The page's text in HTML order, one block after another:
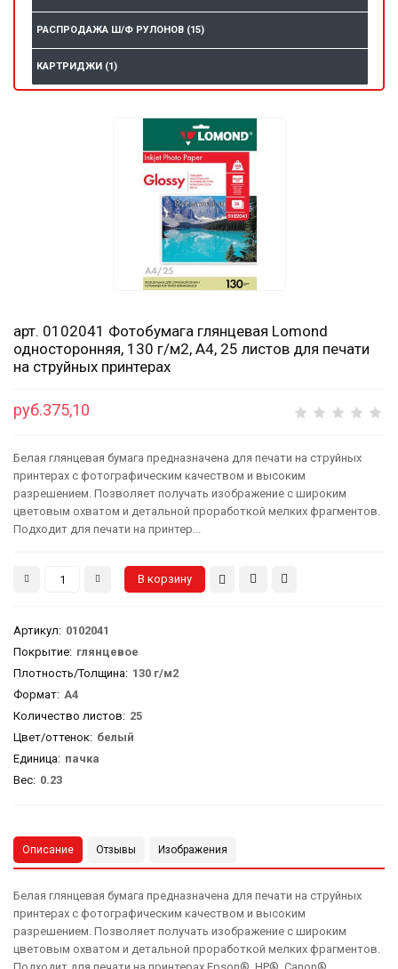
РАСПРОДАЖА Ш/Ф РУЛОНОВ (15)
КАРТРИДЖИ (1)
арт. 0102041 Фотобумага глянцевая Lomond
односторонняя, 130 г/м2, А4, 25 листов для печати
на струйных принтерах
руб.375,10
Белая глянцевая бумага предназначена для печати на струйных
принтерах с фотографическим качеством и высоким
разрешением. Позволяет получать изображение с широким
цветовым охватом и детальной проработкой мелких фрагментов.
Подходит для печати на принтер...
Артикул: 0102041
Покрытие: глянцевое
Плотность/Толщина: 130 г/м2
Формат: А4
Количество листов: 25
Цвет/оттенок: белый
Единица: пачка
Вес: 0.23
Описание Отзывы Изображения
Белая глянцевая бумага предназначена для печати на струйных
принтерах с фотографическим качеством и высоким
разрешением. Позволяет получать изображение с широким
цветовым охватом и детальной проработкой мелких фрагментов.